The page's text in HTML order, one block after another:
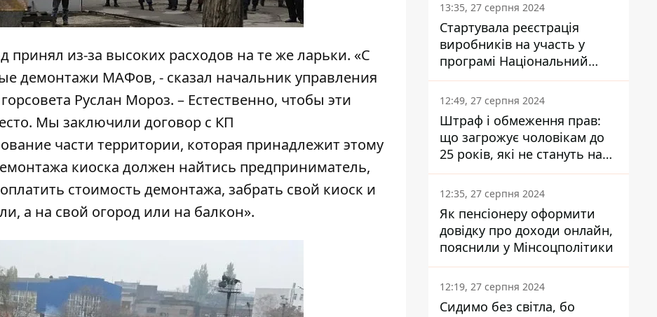
принял из-за высоких расходов на те же ларьки. «С
демонтажи МАФов, - сказал начальник управления
Руслан Мороз. – Естественно, чтобы эти
Мы заключили договор с КП
части территории, которая принадлежит этому
киоска должен найтись предприниматель,
стоимость демонтажа, забрать свой киоск и
а на свой огород или на балкон».
13:35, 27 серпня 2024
Стартувала реєстрація
виробників на участь у
програмі Національний
кешбек: як це зробити
через портал Дія
12:49, 27 серпня 2024
Штраф і обмеження прав:
що загрожує чоловікам до
25 років, які не стануть на
військовий облік
12:35, 27 серпня 2024
Як пенсіонеру оформити
довідку про доходи онлайн,
пояснили у Мінсоцполітики
12:19, 27 серпня 2024
Сидимо без світла, бо